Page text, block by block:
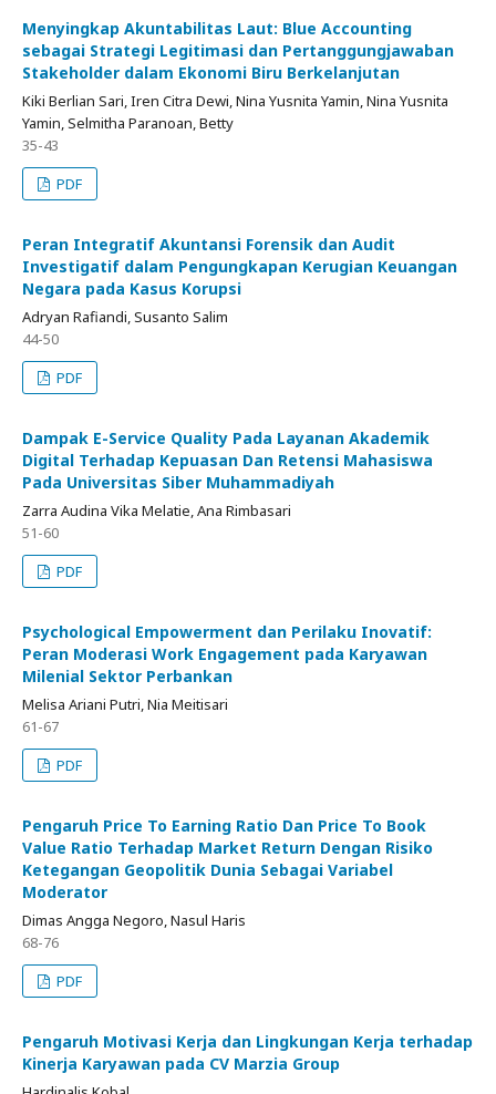
Menyingkap Akuntabilitas Laut: Blue Accounting
sebagai Strategi Legitimasi dan Pertanggungjawaban
Stakeholder dalam Ekonomi Biru Berkelanjutan
Kiki Berlian Sari, Iren Citra Dewi, Nina Yusnita Yamin, Nina Yusnita
Yamin, Selmitha Paranoan, Betty
35-43
PDF
Peran Integratif Akuntansi Forensik dan Audit
Investigatif dalam Pengungkapan Kerugian Keuangan
Negara pada Kasus Korupsi
Adryan Rafiandi, Susanto Salim
44-50
PDF
Dampak E-Service Quality Pada Layanan Akademik
Digital Terhadap Kepuasan Dan Retensi Mahasiswa
Pada Universitas Siber Muhammadiyah
Zarra Audina Vika Melatie, Ana Rimbasari
51-60
PDF
Psychological Empowerment dan Perilaku Inovatif:
Peran Moderasi Work Engagement pada Karyawan
Milenial Sektor Perbankan
Melisa Ariani Putri, Nia Meitisari
61-67
PDF
Pengaruh Price To Earning Ratio Dan Price To Book
Value Ratio Terhadap Market Return Dengan Risiko
Ketegangan Geopolitik Dunia Sebagai Variabel
Moderator
Dimas Angga Negoro, Nasul Haris
68-76
PDF
Pengaruh Motivasi Kerja dan Lingkungan Kerja terhadap
Kinerja Karyawan pada CV Marzia Group